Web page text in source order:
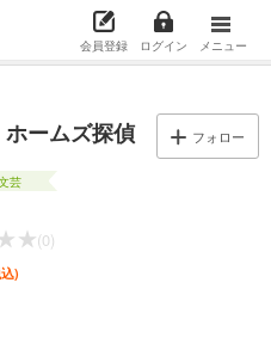
会員登録 ログイン メニュー
ームズ探偵 フォロー
芸
(0)
)